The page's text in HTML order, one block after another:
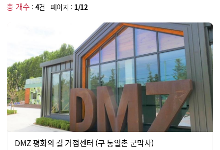
총 개수 : 4건 페이지 : 1/12
DMZ 평화의 길 거점센터 (구 통일촌 군막사)